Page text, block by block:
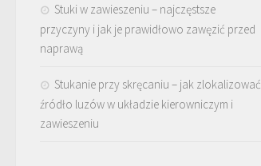
Stuki w zawieszeniu – najczęstsze
przyczyny i jak je prawidłowo zawęzić przed
naprawą
Stukanie przy skręcaniu – jak zlokalizować
źródło luzów w układzie kierowniczym i
zawieszeniu